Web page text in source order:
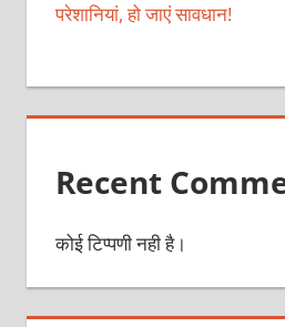
परेशानियां, हो जाएं सावधान!
Recent
कोई टिप्पणी नही है।